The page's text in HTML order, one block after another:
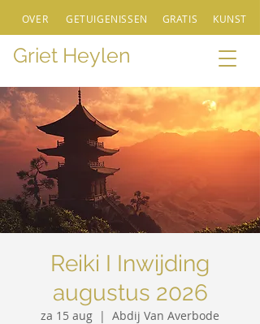
Griet Heylen
OVER GETUIGENISSEN GRATIS KUNST
Reiki I Inwijding
augustus 2026
za 15 aug
  |
Abdij Van Averbode